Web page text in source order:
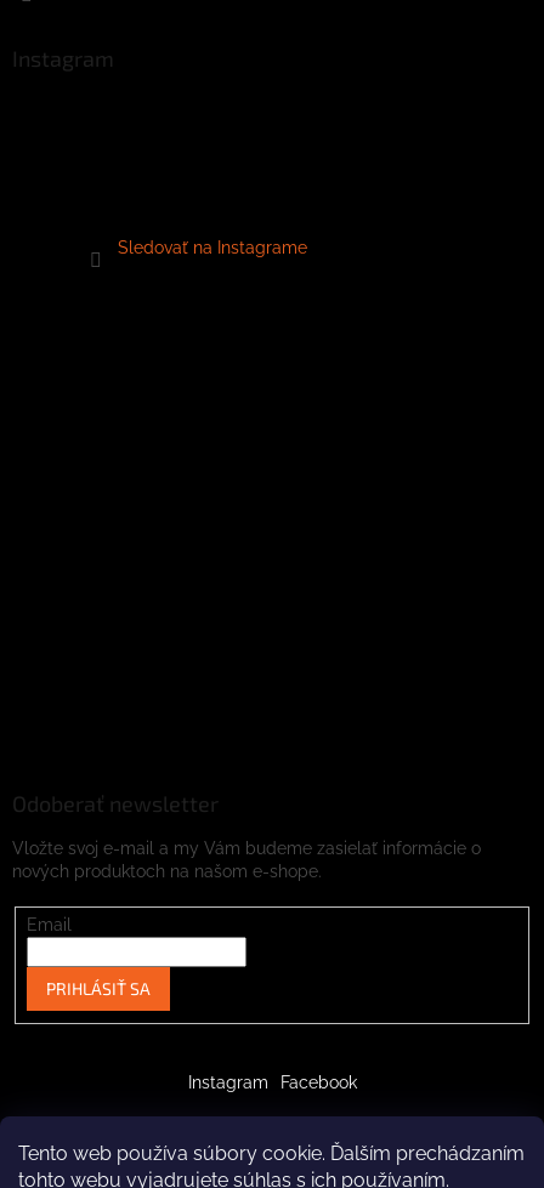
Tento web používa súbory cookie. Ďalším prechádzaním
tohto webu vyjadrujete súhlas s ich používaním.
Instagram
Sledovať na Instagrame
Odoberať newsletter
Vložte svoj e-mail a my Vám budeme zasielať informácie o
nových produktoch na našom e-shope.
Email
PRIHLÁSIŤ SA
Instagram Facebook